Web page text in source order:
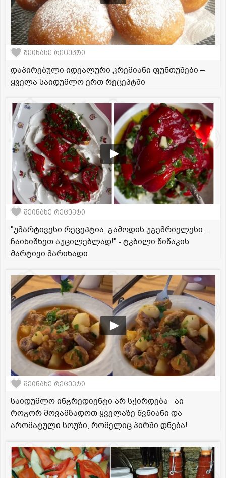
შეინახე რეცეპტი
დაპირებული იდეალური კრემიანი ფუნთუშები –
ყველა საიდუმლო ერთ რეცეპტში
შეინახე რეცეპტი
"უმარტივესი რეცეპტია, გამოდის უგემრიელესი...
ჩაინიშნეთ აუცილებლად!" - ტკბილი წიწაკის
მარტივი მარინადი
შეინახე რეცეპტი
საიდუმლო ინგრედიენტი არ სჭირდება - აი
როგორ მოვამზადოთ ყველაზე წვნიანი და
არომატული სოუზი, რომელიც პირში დნება!